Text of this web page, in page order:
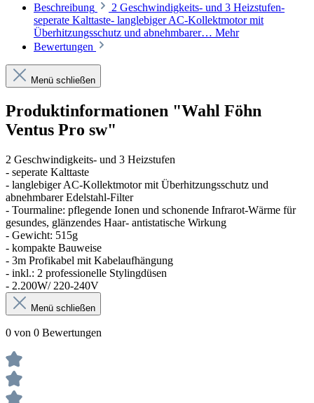
Beschreibung
2 Geschwindigkeits- und 3 Heizstufen-
seperate Kalttaste- langlebiger AC-Kollektmotor mit
Überhitzungsschutz und abnehmbarer… Mehr
Bewertungen
Menü schließen
Produktinformationen "Wahl Föhn
Ventus Pro sw"
2 Geschwindigkeits- und 3 Heizstufen
- seperate Kalttaste
- langlebiger AC-Kollektmotor mit Überhitzungsschutz und
abnehmbarer Edelstahl-Filter
- Tourmaline: pflegende Ionen und schonende Infrarot-Wärme für
gesundes, glänzendes Haar- antistatische Wirkung
- Gewicht: 515g
- kompakte Bauweise
- 3m Profikabel mit Kabelaufhängung
- inkl.: 2 professionelle Stylingdüsen
- 2.200W/ 220-240V
Menü schließen
0 von 0 Bewertungen